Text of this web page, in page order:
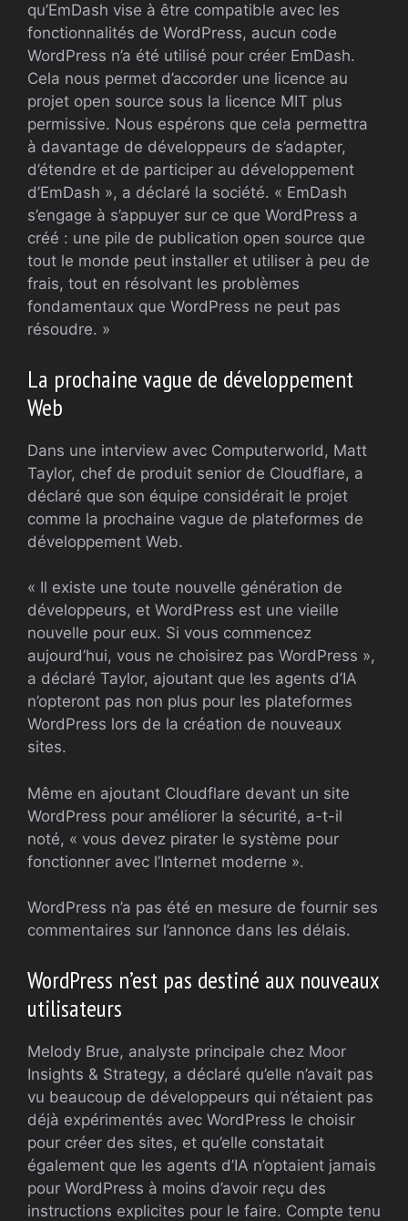
qu’EmDash vise à être compatible avec les
fonctionnalités de WordPress, aucun code
WordPress n’a été utilisé pour créer EmDash.
Cela nous permet d’accorder une licence au
projet open source sous la licence MIT plus
permissive. Nous espérons que cela permettra
à davantage de développeurs de s’adapter,
d’étendre et de participer au développement
d’EmDash », a déclaré la société. « EmDash
s’engage à s’appuyer sur ce que WordPress a
créé : une pile de publication open source que
tout le monde peut installer et utiliser à peu de
frais, tout en résolvant les problèmes
fondamentaux que WordPress ne peut pas
résoudre. »
La prochaine vague de développement
Web
Dans une interview avec Computerworld, Matt
Taylor, chef de produit senior de Cloudflare, a
déclaré que son équipe considérait le projet
comme la prochaine vague de plateformes de
développement Web.
« Il existe une toute nouvelle génération de
développeurs, et WordPress est une vieille
nouvelle pour eux. Si vous commencez
aujourd’hui, vous ne choisirez pas WordPress »,
a déclaré Taylor, ajoutant que les agents d’IA
n’opteront pas non plus pour les plateformes
WordPress lors de la création de nouveaux
sites.
Même en ajoutant Cloudflare devant un site
WordPress pour améliorer la sécurité, a-t-il
noté, « vous devez pirater le système pour
fonctionner avec l’Internet moderne ».
WordPress n’a pas été en mesure de fournir ses
commentaires sur l’annonce dans les délais.
WordPress n’est pas destiné aux nouveaux
utilisateurs
Melody Brue, analyste principale chez Moor
Insights & Strategy, a déclaré qu’elle n’avait pas
vu beaucoup de développeurs qui n’étaient pas
déjà expérimentés avec WordPress le choisir
pour créer des sites, et qu’elle constatait
également que les agents d’IA n’optaient jamais
pour WordPress à moins d’avoir reçu des
instructions explicites pour le faire. Compte tenu